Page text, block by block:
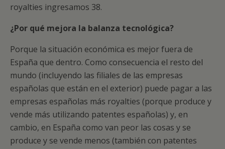
royalties ingresamos 38.
¿Por qué mejora la balanza tecnológica?
Porque la situación económica es mejor fuera de
España que dentro. Como consecuencia el resto del
mundo (incluyendo las filiales de las empresas
españolas que están en el exterior) puede pagar a las
empresas españolas más royalties (porque produce y
vende más utilizando patentes españolas) y, en
cambio, en España como van peor las cosas y se
produce y se vende menos (también con patentes